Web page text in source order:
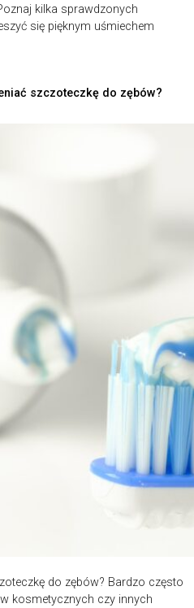
kilka sprawdzonych
się pięknym uśmiechem
szczoteczkę do zębów?
do zębów? Bardzo często
kosmetycznych czy innych